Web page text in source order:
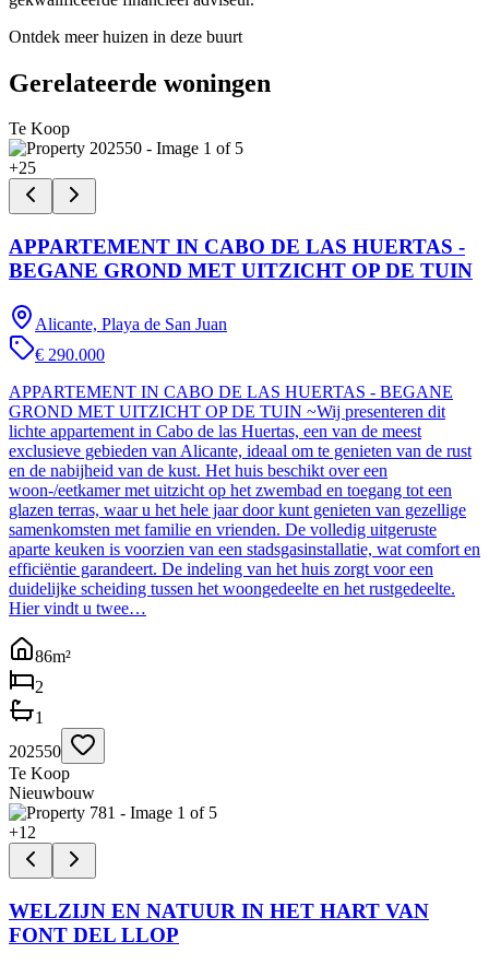
Ontdek meer huizen in deze buurt
Gerelateerde woningen
Te Koop
+25
APPARTEMENT IN CABO DE LAS HUERTAS -
BEGANE GROND MET UITZICHT OP DE TUIN
Alicante, Playa de San Juan
€ 290.000
APPARTEMENT IN CABO DE LAS HUERTAS - BEGANE
GROND MET UITZICHT OP DE TUIN ~Wij presenteren dit
lichte appartement in Cabo de las Huertas, een van de meest
exclusieve gebieden van Alicante, ideaal om te genieten van de rust
en de nabijheid van de kust. Het huis beschikt over een
woon-/eetkamer met uitzicht op het zwembad en toegang tot een
glazen terras, waar u het hele jaar door kunt genieten van gezellige
samenkomsten met familie en vrienden. De volledig uitgeruste
aparte keuken is voorzien van een stadsgasinstallatie, wat comfort en
efficiëntie garandeert. De indeling van het huis zorgt voor een
duidelijke scheiding tussen het woongedeelte en het rustgedeelte.
Hier vindt u twee…
86m²
2
1
202550
Te Koop
Nieuwbouw
+12
WELZIJN EN NATUUR IN HET HART VAN
FONT DEL LLOP